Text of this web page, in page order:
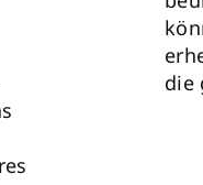
die